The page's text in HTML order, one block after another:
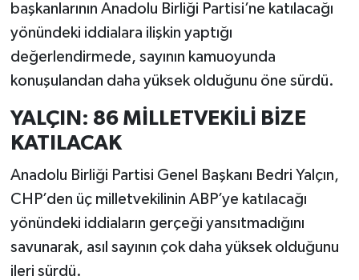
başkanlarının Anadolu Birliği Partisi’ne katılacağı
yönündeki iddialara ilişkin yaptığı
değerlendirmede, sayının kamuoyunda
konuşulandan daha yüksek olduğunu öne sürdü.
YALÇIN: 86 MİLLETVEKİLİ BİZE
KATILACAK
Anadolu Birliği Partisi Genel Başkanı Bedri Yalçın,
CHP’den üç milletvekilinin ABP’ye katılacağı
yönündeki iddiaların gerçeği yansıtmadığını
savunarak, asıl sayının çok daha yüksek olduğunu
ileri sürdü.